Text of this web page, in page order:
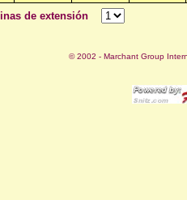
de extensión
© 2002 - Marchant Group